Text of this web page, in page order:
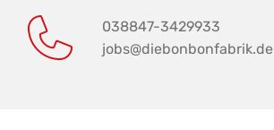
038847-3429933
jobs@diebonbonfabrik.de